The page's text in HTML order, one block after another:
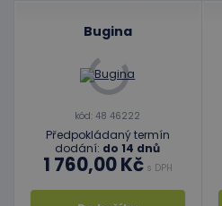
Bugina
kód: 48 46222
Předpokládaný termín
dodání: do 14 dnů
1 760,00 Kčs DPH